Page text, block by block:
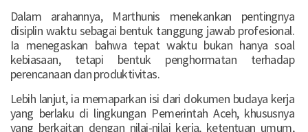
Dalam arahannya, Marthunis menekankan pentingnya
disiplin waktu sebagai bentuk tanggung jawab profesional.
Ia menegaskan bahwa tepat waktu bukan hanya soal
kebiasaan, tetapi bentuk penghormatan terhadap
perencanaan dan produktivitas.
Lebih lanjut, ia memaparkan isi dari dokumen budaya kerja
yang berlaku di lingkungan Pemerintah Aceh, khususnya
yang berkaitan dengan nilai-nilai kerja, ketentuan umum,